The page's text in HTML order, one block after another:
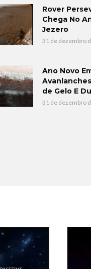
Rover
Chega No
Jezero
31 de dezembro
Ano Novo
de Gelo E
31 de dezembro